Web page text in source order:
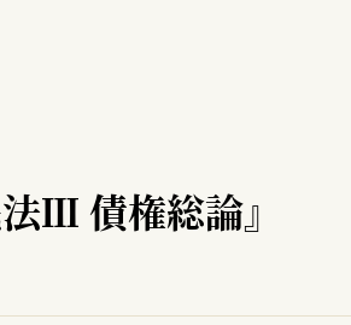
Ⅲ 債権総論』